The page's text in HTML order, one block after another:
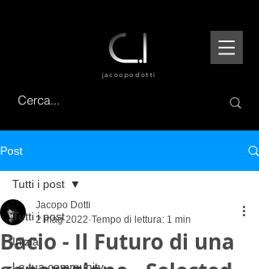
jacoopodotti
Post
Tutti i post
Inizia
Tutti i post
Bacio - Il Futuro di una
Jacopo Dotti
2 mag 2022 Tempo di lettura: 1 min